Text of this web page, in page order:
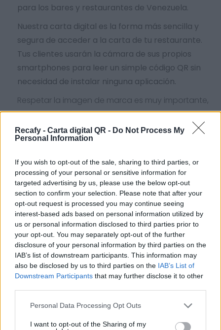
Recafy - Carta digital QR - Do Not Process My
Personal Information
If you wish to opt-out of the sale, sharing to third parties, or
processing of your personal or sensitive information for
targeted advertising by us, please use the below opt-out
section to confirm your selection. Please note that after your
opt-out request is processed you may continue seeing
interest-based ads based on personal information utilized by
us or personal information disclosed to third parties prior to
your opt-out. You may separately opt-out of the further
disclosure of your personal information by third parties on the
IAB’s list of downstream participants. This information may
also be disclosed by us to third parties on the IAB’s List of
Downstream Participants that may further disclose it to other
Please note that this website/app uses one or more Google
not limited to your visit or usage behaviour. You may click to
Personal Data Processing Opt Outs
I want to opt-out of the Sharing of my
para los bares y restaurantes de Venezuela.
Nuestra carta digital es la forma más sencilla y
segura de acceder a la carta de tu restaurante.
Tus clientes usarán la cámara de sus propios
smartphones para leer un simple código QR sin
necesidad de instalar ninguna aplicación.
Respetar la imagen de marca es muy importante,
por eso podrás personalizar la carta digital con
tu imagen y color corporativo. Contáctanos
para contratar la personalización avanzada.
Por eso hemos diseñado un sistema capaz de
ayudar a tu negocio a adaptarse a las
circunstancias actuales que nuestro país está
viviendo. Contamos con una carta de servicios
que pueden ayudarte a aminorar las cargas de
trabajo en tu negocio o empresa para que
puedas ofrecer a tus clientes la seguridad y el
apoyo que merecen. Llega la transformación
digital para quedarse. Menú digital QR para el
Nuestra carta digital está pensada para que